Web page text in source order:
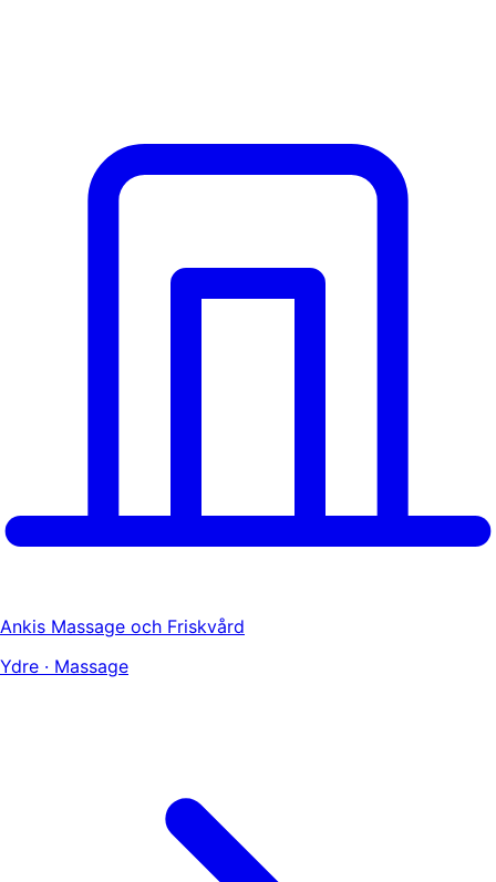
Ankis Massage och Friskvård
Ydre · Massage